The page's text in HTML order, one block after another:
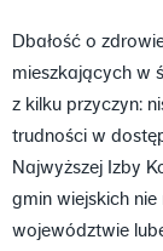
Dbałość o
mieszkających w
z kilku przyczyn:
trudności w
Najwyższej Izby
gmin wiejskich
województwie